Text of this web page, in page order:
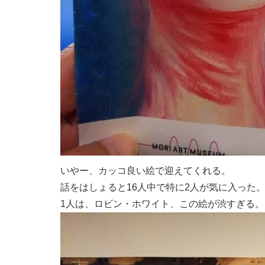
いやー、カッコ良い絵で迎えてくれる。
話をはしょると16人中で特に2人が気に入った。
1人は、ロビン・ホワイト、この絵が渋すぎる。